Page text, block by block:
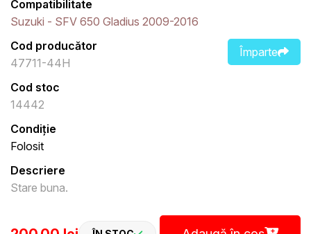
Compatibilitate
Suzuki - SFV 650 Gladius 2009-2016
Împarte
Cod producător
47711-44H
Cod stoc
14442
Condiție
Folosit
Descriere
Stare buna.